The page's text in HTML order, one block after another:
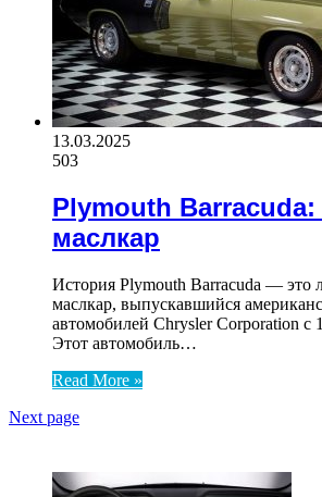
13.03.2025
503
Plymouth
маслкар
История Plymouth Barracuda — это
маслкар, выпускавшийся
автомобилей Chrysler Corporation с
Этот автомобиль…
Read More »
Next page